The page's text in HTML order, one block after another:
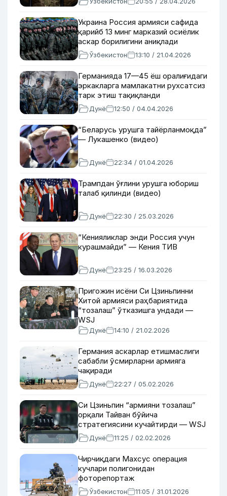
Украина Россия армияси сафида
қарийб 13 минг марказий осиёлик
аскар борилигини аниқлади
Ўзбекистон 13:10 / 21.04.2026
Германияда 17—45 ёш оралиғидаги
эркакларга мамлакатни рухсатсиз
тарк этиш тақиқланди
Дунё 12:50 / 04.04.2026
“Беларусь урушга тайёрланмоқда”
— Лукашенко (видео)
Дунё 22:34 / 01.04.2026
Трампдан ўғлини урушга юбориш
талаб қилинди (видео)
Дунё 22:30 / 25.03.2026
“Кенияликлар энди Россия учун
курашмайди” — Кения ТИВ
Дунё 23:25 / 16.03.2026
Пригожин исёни Си Цзиньпинни
Хитой армияси раҳбариятида
“тозалаш” ўтказишга ундади —
WSJ
Дунё 14:10 / 21.02.2026
Германия аскарлар етишмаслиги
сабабли ўсмирларни армияга
чақиради
Дунё 22:27 / 05.02.2026
Си Цзиньпин “армияни тозалаш”
орқали Тайван бўйича
стратегиясини кучайтирди — WSJ
Дунё 11:25 / 02.02.2026
Чирчиқдаги Махсус операция
кучлари полигонидан
фоторепортаж
Ўзбекистон 11:05 / 31.01.2026